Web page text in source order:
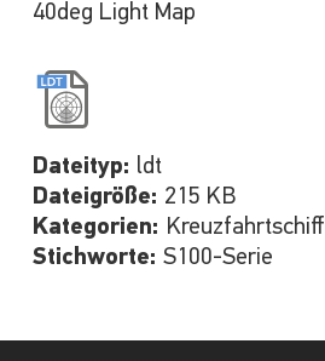
40deg Light Map
Dateityp: ldt
Dateigröße: 215 KB
Kategorien: Kreuzfahrtschiff
Stichworte: S100-Serie